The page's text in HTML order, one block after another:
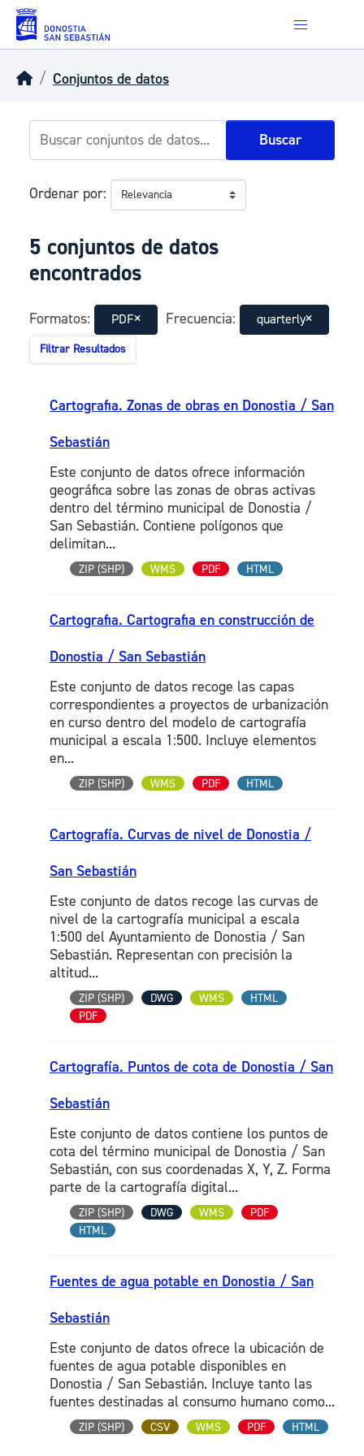
Skip to main content
Conjuntos de datos
Buscar
Ordenar por
5 conjuntos de datos
encontrados
Formatos: PDF Frecuencia: quarterly
Filtrar Resultados
Cartografia. Zonas de obras en Donostia / San
Sebastián
Este conjunto de datos ofrece información
geográfica sobre las zonas de obras activas
dentro del término municipal de Donostia /
San Sebastián. Contiene polígonos que
delimitan...
ZIP (SHP) WMS PDF HTML
Cartografia. Cartografia en construcción de
Donostia / San Sebastián
Este conjunto de datos recoge las capas
correspondientes a proyectos de urbanización
en curso dentro del modelo de cartografía
municipal a escala 1:500. Incluye elementos
en...
ZIP (SHP) WMS PDF HTML
Cartografía. Curvas de nivel de Donostia /
San Sebastián
Este conjunto de datos recoge las curvas de
nivel de la cartografía municipal a escala
1:500 del Ayuntamiento de Donostia / San
Sebastián. Representan con precisión la
altitud...
ZIP (SHP) DWG WMS
HTML
PDF
Cartografía. Puntos de cota de Donostia / San
Sebastián
Este conjunto de datos contiene los puntos de
cota del término municipal de Donostia / San
Sebastián, con sus coordenadas X, Y, Z. Forma
parte de la cartografía digital...
ZIP (SHP) DWG WMS
PDF
HTML
Fuentes de agua potable en Donostia / San
Sebastián
Este conjunto de datos ofrece la ubicación de
fuentes de agua potable disponibles en
Donostia / San Sebastián. Incluye tanto las
fuentes destinadas al consumo humano como...
ZIP (SHP) CSV WMS PDF HTML